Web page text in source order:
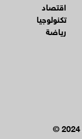
اقتصاد
تكنولوجيا
رياضة